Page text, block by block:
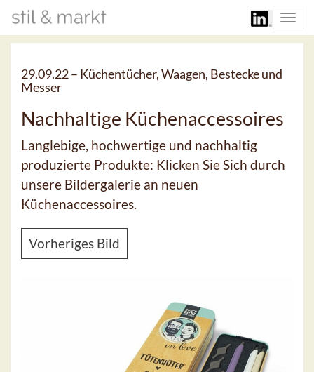
29.09.22 – Küchentücher, Waagen, Bestecke und
Messer
Nachhaltige Küchenaccessoires
Langlebige, hochwertige und nachhaltig
produzierte Produkte: Klicken Sie Sich durch
unsere Bildergalerie an neuen
Küchenaccessoires.
Vorheriges Bild